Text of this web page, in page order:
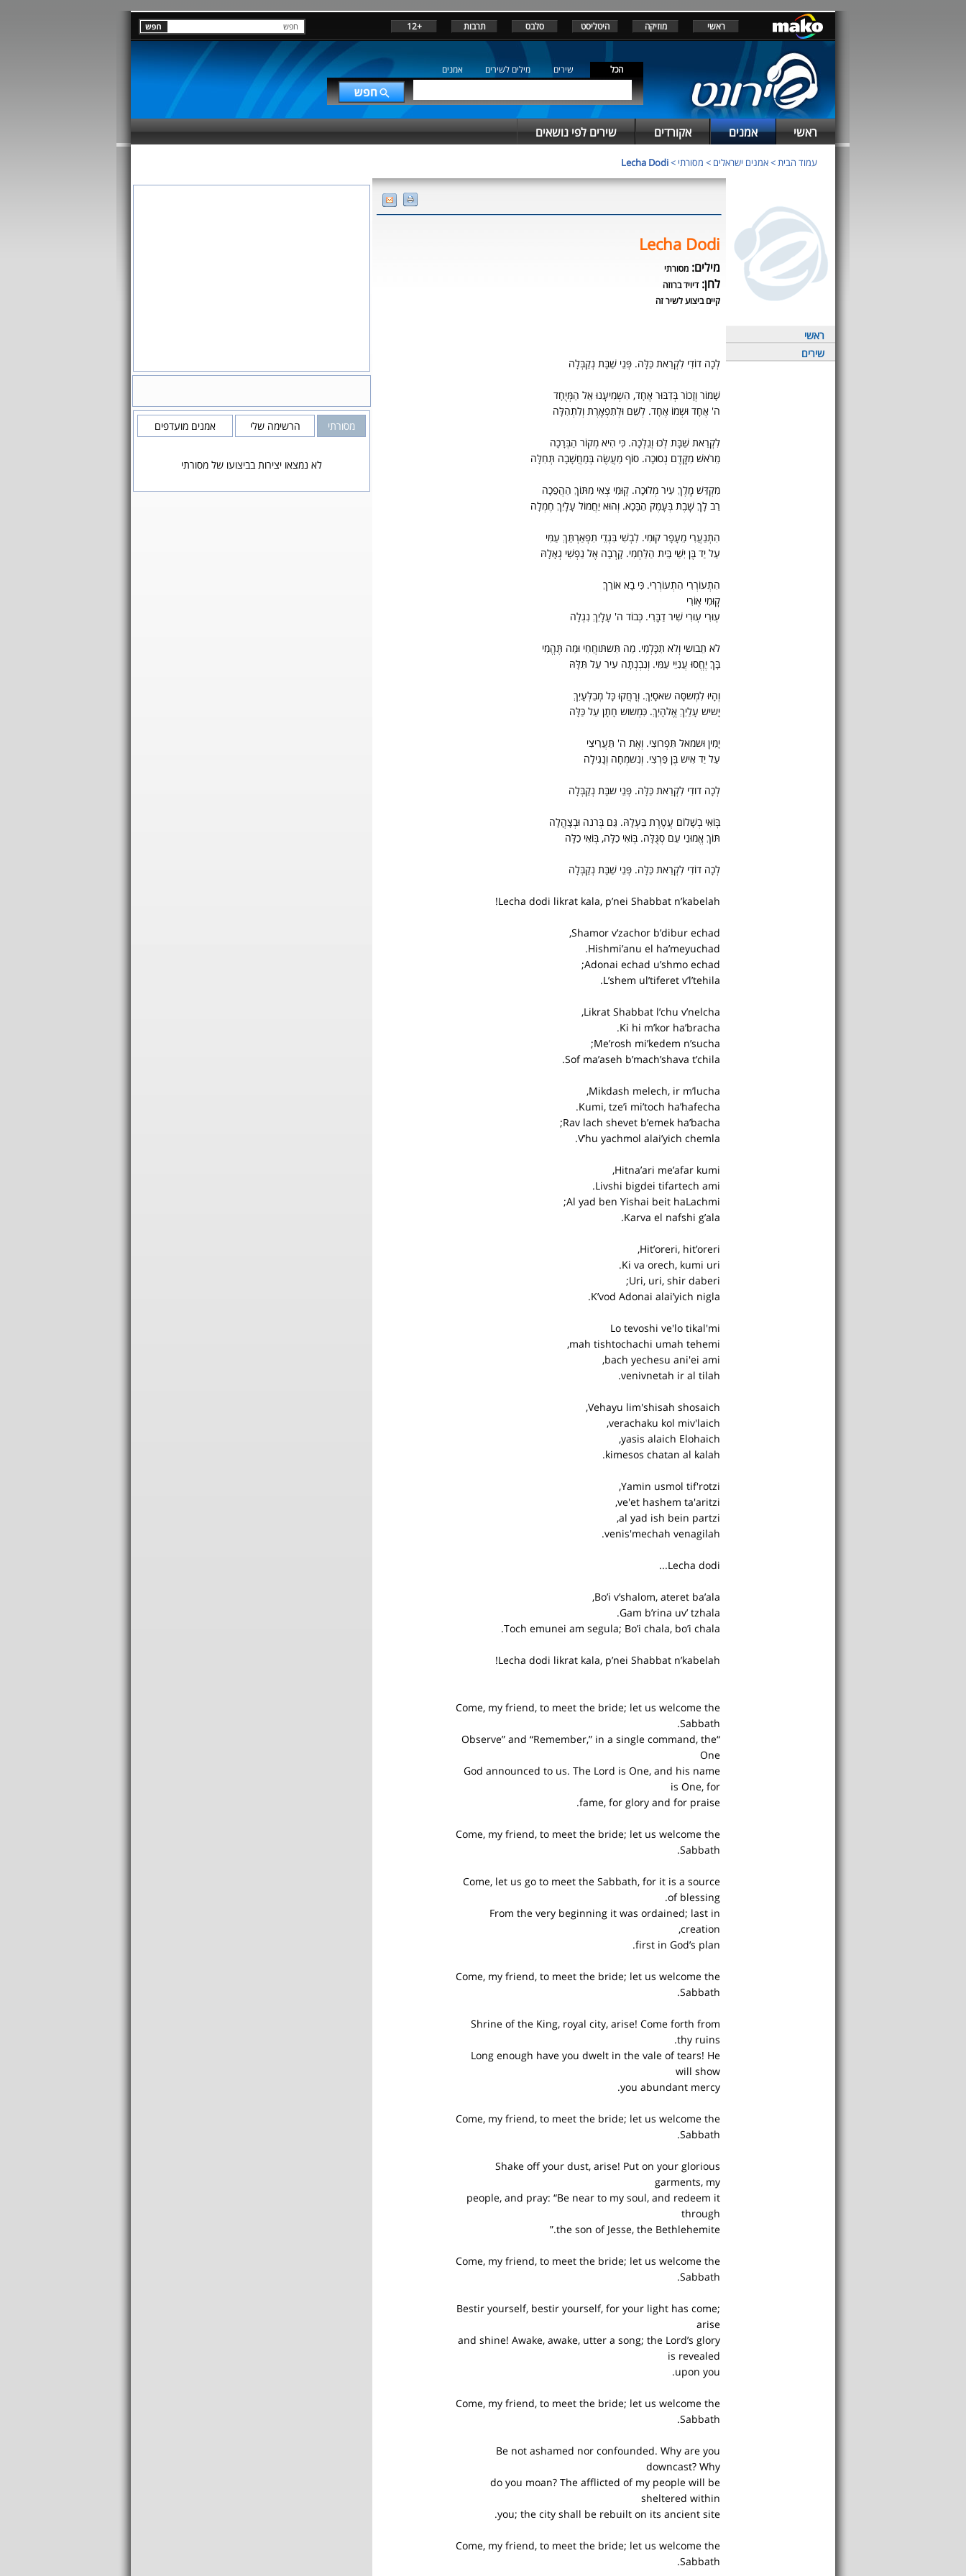
ראשי מוזיקה היטליסט סלבס תרבות +12
הכל שירים מילים לשירים אמנים
ראשי אמנים אקורדים שירים לפי נושאים
עמוד הבית>אמנים ישראלים > מסורתי >
Lecha Dodi
ראשי
שירים
Lecha Dodi
מילים: מסורתי
לחן:דיויד ברוזה
קיים ביצוע לשיר זה
לְכָה דוֹדִי לִקְרַאת כַּלָּה. פְּנֵי שַׁבָּת נְקַבְּלָה
שָׁמוֹר וְזָכוֹר בְּדִבּוּר אֶחָד, הִשְמִיעָֽנוּ אֵל הַמְּיֻחָד
ה' אֶחָד וּשְמוֹ אֶחָד. לְשֵׁם וּלְתִפְאֶֽרֶת וְלִתְהִלָּה
לִקְרַאת שַׁבָּת לְכוּ וְנֵלְכָה. כִּי הִיא מְקוֹר הַבְּרָכָה
מֵרֹאשׁ מִקֶּֽדֶם נְסוּכָה. סוֹף מַעֲשֶׂה בְּמַחֲשָׁבָה תְּחִלָּה
מִקְדַּשׁ מֶֽלֶךְ עִיר מְלוּכָה. קֽוּמִי צְאִי מִתּוֹךְ הַהֲפֵכָה
רַב לָךְ שֶֽׁבֶת בְּעֵֽמֶק הַבָּכָא. וְהוּא יַחֲמוֹל עָלַֽיִךְ חֶמְלָה
הִתְנַעֲרִי מֵעָפָר קוּמִי. לִבְשִׁי בִּגְדֵי תִפְאַרְתֵּךְ עַמִּי
עַל יַד בֶּן יִשַׁי בֵּית הַלַּחְמִי. קָרְבָה אֶל נַפְשִׁי גְאָלָהּ
הִתְעוֹרְרִי הִתְעוֹרְרִי. כִּי בָא אוֹרֵךְ
קֽֽוּמִי אֽוֹרִי
עֽוּרִי עֽוּרִי שִׁיר דַבֵּֽרִי. כְּבוֹד ה' עָלַֽיִךְ נִגְלָה
לא תֵבושי וְלא תִכָּלְמִי. מַה תִּשתּוחֲחִי וּמַה תֶּהֱמִי
בָּךְ יֶחֱסוּ עֲנִיֵּי עַמִּי. וְנִבְנְתָה עִיר עַל תִּלָּהּ
וְהָיוּ לִמְשסָּה שאסָיִךְ. וְרָחֲקוּ כָּל מְבַלְּעָיִךְ
יָשיש עָלַיִךְ אֱלהָיִךְ. כִּמְשוש חָתָן עַל כַּלָּה
יָמִין וּשמאל תִּפְרוצִי. וְאֶת ה' תַּעֲרִיצִי
עַל יַד אִיש בֶּן פַּרְצִי. וְנִשמְחָה וְנָגִילָה
לְכָה דודִי לִקְרַאת כַּלָּה. פְּנֵי שבָּת נְקַבְּלָה
בּֽוֹאִי בְשָׁלוֹם עֲטֶרֶת בַּעְלָהּ. גַּם בְּרנה וּבְצָהֳלָה
תּוֹךְ אֱמוּנֵי עַם סְגֻּלָּה. בּֽוֹאִי כַלָּה, בּֽוֹאִי כַלָּה
לְכָה דוֹדִי לִקְרַאת כַּלָּה. פְּנֵי שַׁבָּת נְקַבְּלָה
Lecha dodi likrat kala, p’nei Shabbat n’kabelah!
Shamor v’zachor b’dibur echad,
Hishmi’anu el ha’meyuchad.
Adonai echad u’shmo echad;
L’shem ul’tiferet v’l’tehila.
Likrat Shabbat l’chu v’nelcha,
Ki hi m’kor ha’bracha.
Me’rosh mi’kedem n’sucha;
Sof ma’aseh b’mach’shava t’chila.
Mikdash melech, ir m’lucha,
Kumi, tze’i mi’toch ha’hafecha.
Rav lach shevet b’emek ha’bacha;
V’hu yachmol alai’yich chemla.
Hitna’ari me’afar kumi,
Livshi bigdei tifartech ami.
Al yad ben Yishai beit haLachmi;
Karva el nafshi g’ala.
Hit’oreri, hit’oreri,
Ki va orech, kumi uri.
Uri, uri, shir daberi;
K’vod Adonai alai’yich nigla.
Lo tevoshi ve'lo tikal'mi
mah tishtochachi umah tehemi,
bach yechesu ani'ei ami,
venivnetah ir al tilah.
Vehayu lim'shisah shosaich,
verachaku kol miv'laich,
yasis alaich Elohaich,
kimesos chatan al kalah.
Yamin usmol tif'rotzi,
ve'et hashem ta'aritzi,
al yad ish bein partzi,
venis'mechah venagilah.
Lecha dodi...
Bo’i v’shalom, ateret ba’ala,
Gam b’rina uv’ tzhala.
Toch emunei am segula; Bo’i chala, bo’i chala.
Lecha dodi likrat kala, p’nei Shabbat n’kabelah!
Come, my friend, to meet the bride; let us welcome the
Sabbath.
“Observe” and “Remember,” in a single command, the
One
God announced to us. The Lord is One, and his name
is One, for
fame, for glory and for praise.
Come, my friend, to meet the bride; let us welcome the
Sabbath.
Come, let us go to meet the Sabbath, for it is a source
of blessing.
From the very beginning it was ordained; last in
creation,
first in God’s plan.
Come, my friend, to meet the bride; let us welcome the
Sabbath.
Shrine of the King, royal city, arise! Come forth from
thy ruins.
Long enough have you dwelt in the vale of tears! He
will show
you abundant mercy.
Come, my friend, to meet the bride; let us welcome the
Sabbath.
Shake off your dust, arise! Put on your glorious
garments, my
people, and pray: “Be near to my soul, and redeem it
through
the son of Jesse, the Bethlehemite.”
Come, my friend, to meet the bride; let us welcome the
Sabbath.
Bestir yourself, bestir yourself, for your light has come;
arise
and shine! Awake, awake, utter a song; the Lord’s glory
is revealed
upon you.
Come, my friend, to meet the bride; let us welcome the
Sabbath.
Be not ashamed nor confounded. Why are you
downcast? Why
do you moan? The afflicted of my people will be
sheltered within
you; the city shall be rebuilt on its ancient site.
Come, my friend, to meet the bride; let us welcome the
Sabbath.
מסורתי הרשימה שלי אמנים מועדפים
לא נמצאו יצירות בביצועו של מסורתי